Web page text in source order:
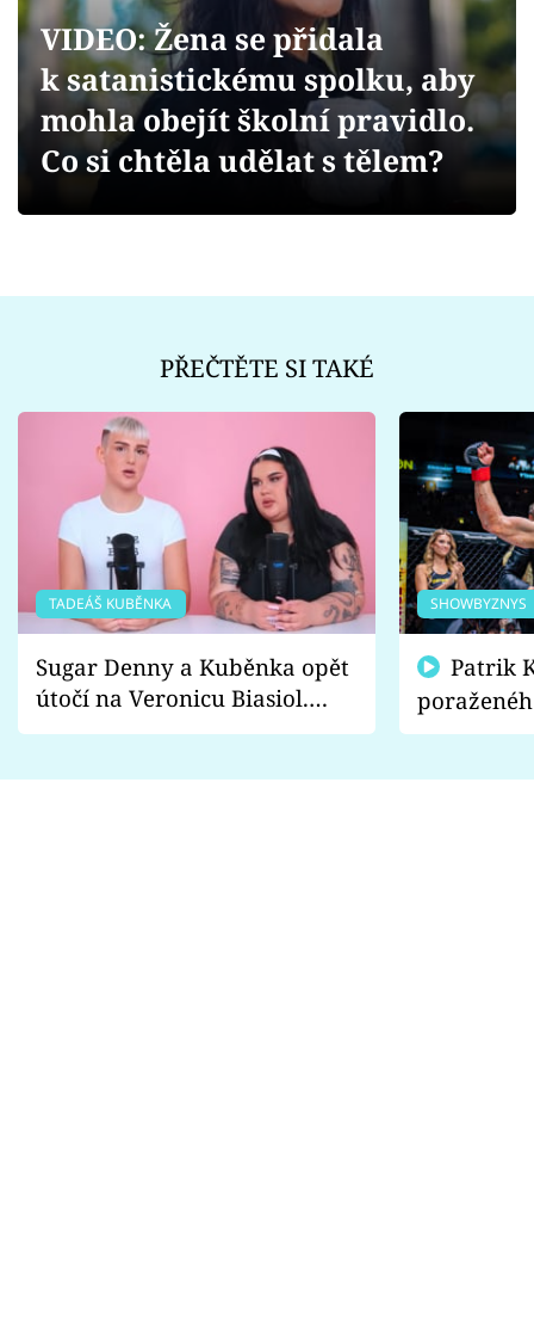
Videa
Sledujte prima+
VIDEO: Žena se přidala
k satanistickému spolku, aby
mohla obejít školní pravidlo.
Co si chtěla udělat s tělem?
PŘEČTĚTE SI TAKÉ
TADEÁŠ KUBĚNKA
Sugar Denny a Kuběnka opět
útočí na Veronicu Biasiol.
Proč je podle nich falešná a
SHOWBYZNYS
fanoušci